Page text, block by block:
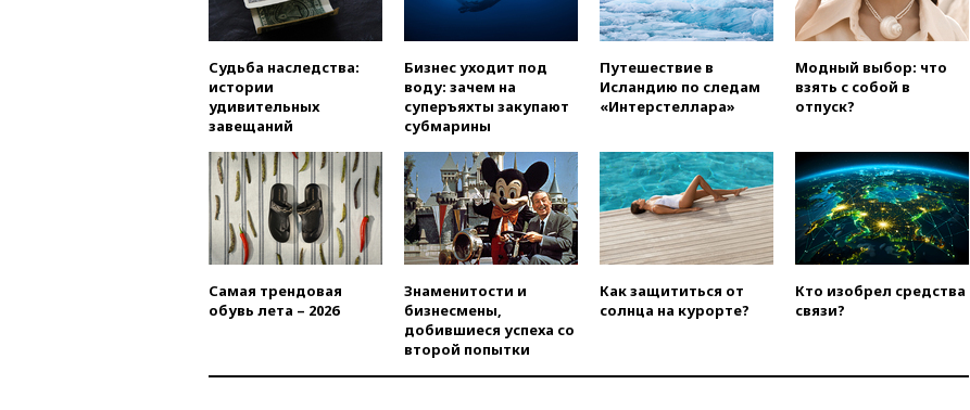
14:43
Турция ограничила
судоходство в Черном море
Генпрокурором США
стал Тодд Бланш
закрыты из-за опасности БПЛА
13:03
Испания ввела
погранконтроль для
итальянских туристов
12:27
Возгорание на Ильском
потушили
Судьба наследства:
истории
удивительных
завещаний
Бизнес уходит под
воду: зачем на
суперъяхты закупают
субмарины
Путешествие в
Исландию по следам
«Интерстеллара»
Модный выбор: что
взять с собой в
отпуск?
Самая трендовая
обувь лета – 2026
Знаменитости и
бизнесмены,
добившиеся успеха со
второй попытки
Как защититься от
солнца на курорте?
Кто изобрел средства
связи?